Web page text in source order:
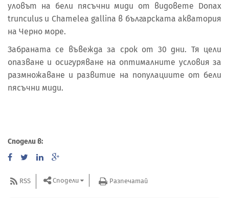
уловът на бели пясъчни миди от видовете Donax
trunculus и Chamelea gallina в българската акватория
на Черно море.
Забраната се въвежда за срок от 30 дни. Тя цели
опазване и осигуряване на оптималните условия за
размножаване и развитие на популациите от бели
пясъчни миди.
Сподели в:
RSS Сподели Разпечатай